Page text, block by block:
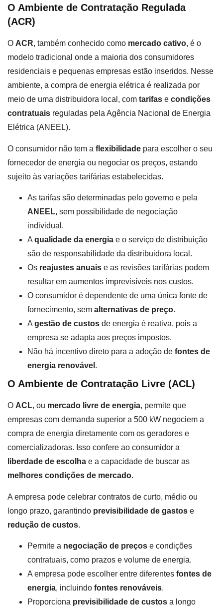
O Ambiente de Contratação Regulada
(ACR)
O ACR, também conhecido como mercado cativo, é o
modelo tradicional onde a maioria dos consumidores
residenciais e pequenas empresas estão inseridos. Nesse
ambiente, a compra de energia elétrica é realizada por
meio de uma distribuidora local, com tarifas e condições
contratuais reguladas pela Agência Nacional de Energia
Elétrica (ANEEL).
O consumidor não tem a flexibilidade para escolher o seu
fornecedor de energia ou negociar os preços, estando
sujeito às variações tarifárias estabelecidas.
As tarifas são determinadas pelo governo e pela
ANEEL, sem possibilidade de negociação
individual.
A qualidade da energia e o serviço de distribuição
são de responsabilidade da distribuidora local.
Os reajustes anuais e as revisões tarifárias podem
resultar em aumentos imprevisíveis nos custos.
O consumidor é dependente de uma única fonte de
fornecimento, sem alternativas de preço.
A gestão de custos de energia é reativa, pois a
empresa se adapta aos preços impostos.
Não há incentivo direto para a adoção de fontes de
energia renovável .
O Ambiente de Contratação Livre (ACL)
O ACL, ou mercado livre de energia, permite que
empresas com demanda superior a 500 kW negociem a
compra de energia diretamente com os geradores e
comercializadoras. Isso confere ao consumidor a
liberdade de escolha e a capacidade de buscar as
melhores condições de mercado.
A empresa pode celebrar contratos de curto, médio ou
longo prazo, garantindo previsibilidade de gastos e
redução de custos.
Permite a negociação de preços e condições
contratuais, como prazos e volume de energia.
A empresa pode escolher entre diferentes fontes de
energia, incluindo fontes renováveis.
Proporciona previsibilidade de custos a longo